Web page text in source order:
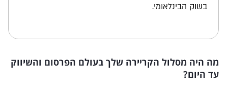
בשוק הבינלאומי.
מה היה מסלול הקריירה שלך בעולם הפרסום והשיווק
עד היום?